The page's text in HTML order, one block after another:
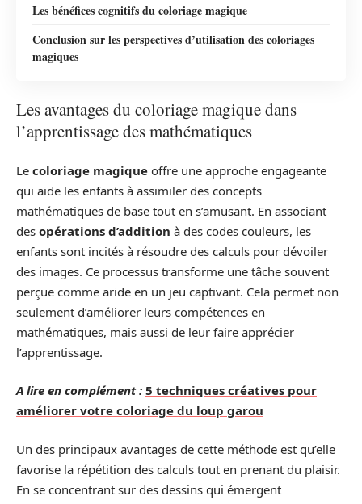
Les bénéfices cognitifs du coloriage magique
Conclusion sur les perspectives d’utilisation des coloriages
magiques
Les avantages du coloriage magique dans
l’apprentissage des mathématiques
Le coloriage magique offre une approche engageante
qui aide les enfants à assimiler des concepts
mathématiques de base tout en s’amusant. En associant
des opérations d’addition à des codes couleurs, les
enfants sont incités à résoudre des calculs pour dévoiler
des images. Ce processus transforme une tâche souvent
perçue comme aride en un jeu captivant. Cela permet non
seulement d’améliorer leurs compétences en
mathématiques, mais aussi de leur faire apprécier
l’apprentissage.
A lire en complément : 5 techniques créatives pour
améliorer votre coloriage du loup garou
Un des principaux avantages de cette méthode est qu’elle
favorise la répétition des calculs tout en prenant du plaisir.
En se concentrant sur des dessins qui émergent